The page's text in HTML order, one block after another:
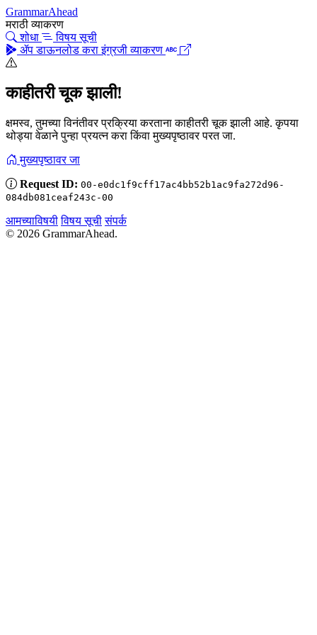
GrammarAhead
मराठी व्याकरण
शोधा
विषय सूची
ॲप डाऊनलोड करा इंग्रजी व्याकरण
काहीतरी चूक झाली!
क्षमस्व, तुमच्या विनंतीवर प्रक्रिया करताना काहीतरी चूक झाली आहे. कृपया
थोड्या वेळाने पुन्हा प्रयत्न करा किंवा मुख्यपृष्ठावर परत जा.
मुख्यपृष्ठावर जा
Request ID: 00-e0dc1f9cff17ac4bb52b1ac9fa272d96-
084db081ceaf243c-00
आमच्याविषयी विषय सूची संपर्क
© 2026 GrammarAhead.